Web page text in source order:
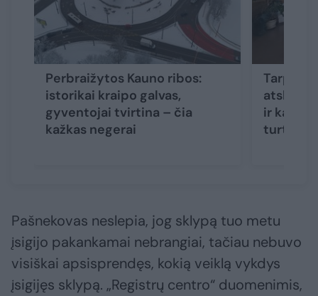
Perbraižytos Kauno ribos:
istorikai kraipo galvas,
gyventojai tvirtina – čia
kažkas negerai
ir kaip
Pašnekovas neslepia, jog sklypą tuo metu
įsigijo pakankamai nebrangiai, tačiau nebuvo
visiškai apsisprendęs, kokią veiklą vykdys
įsigijęs sklypą. „Registrų centro“ duomenimis,